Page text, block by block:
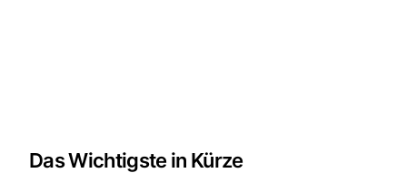
Das Wichtigste in Kürze